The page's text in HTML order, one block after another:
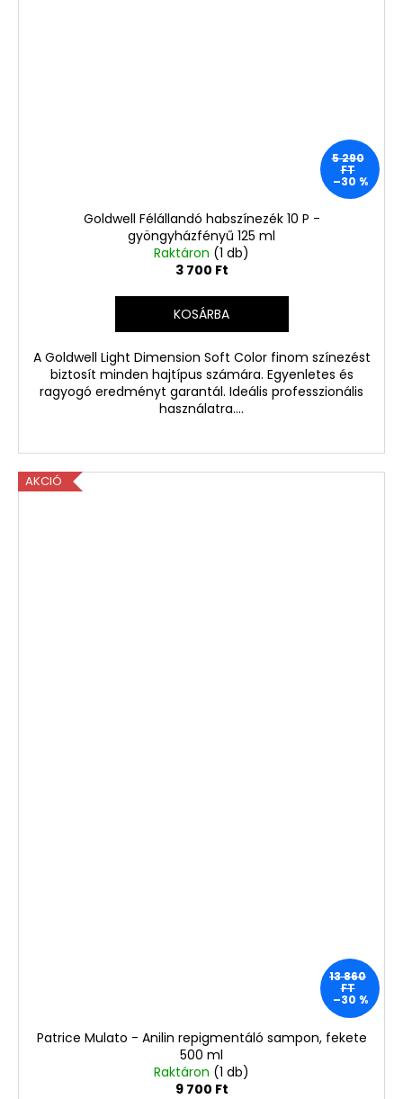
5 290
FT
–30 %
Goldwell Félállandó habszínezék 10 P -
gyöngyházfényű 125 ml
Raktáron (1 db)
3 700 Ft
KOSÁRBA
A Goldwell Light Dimension Soft Color finom színezést
biztosít minden hajtípus számára. Egyenletes és
ragyogó eredményt garantál. Ideális professzionális
használatra....
AKCIÓ
13 860
FT
–30 %
Patrice Mulato - Anilin repigmentáló sampon, fekete
500 ml
Raktáron (1 db)
9 700 Ft